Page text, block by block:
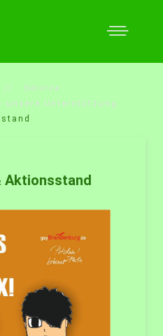
Service
unsere Unterstützung
Aktionsstand